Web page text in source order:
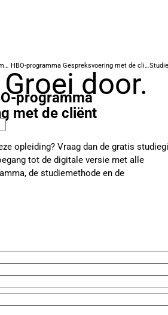
Groei door.
HBO-programma's HBO-programma Gespreksvoering met de cliënt
programma
met de cliënt
opleiding? Vraag dan de gratis
tot de digitale versie met alle
de studiemethode en de